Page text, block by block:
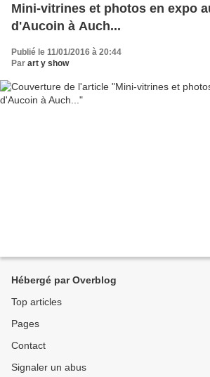
Mini-vitrines et photos en expo au Jardin
d'Aucoin à Auch...
Publié le 11/01/2016 à 20:44
Par art y show
Hébergé par Overblog
Top articles
Pages
Contact
Signaler un abus